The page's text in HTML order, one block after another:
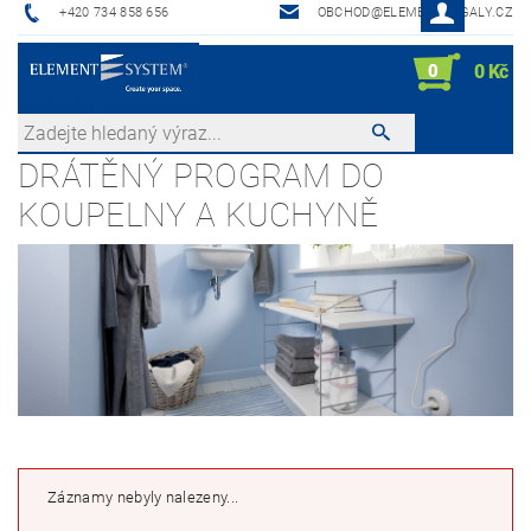
+420 734 858 656 OBCHOD@ELEMENTREGALY.CZ
0 0 Kč
DRÁTĚNÝ PROGRAM DO
KOUPELNY A KUCHYNĚ
Záznamy nebyly nalezeny...